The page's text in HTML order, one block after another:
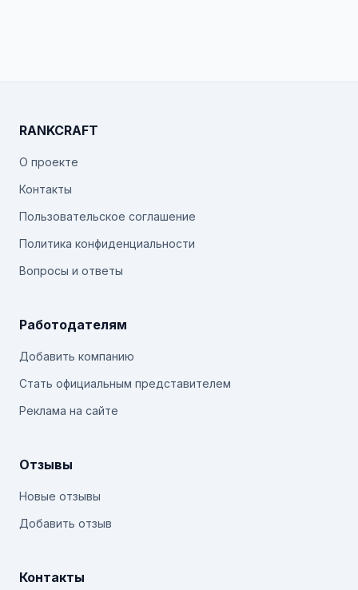
RANKCRAFT
О проекте
Контакты
Пользовательское соглашение
Политика конфиденциальности
Вопросы и ответы
Работодателям
Добавить компанию
Стать официальным представителем
Реклама на сайте
Отзывы
Новые отзывы
Добавить отзыв
Контакты